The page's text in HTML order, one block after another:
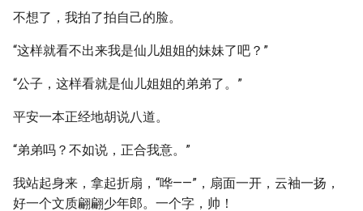
不想了，我拍了拍自己的脸。
“这样就看不出来我是仙儿姐姐的妹妹了吧？”
“公子，这样看就是仙儿姐姐的弟弟了。”
平安一本正经地胡说八道。
“弟弟吗？不如说，正合我意。”
我站起身来，拿起折扇，“哗——”，扇面一开，云袖一扬，
好一个文质翩翩少年郎。一个字，帅！